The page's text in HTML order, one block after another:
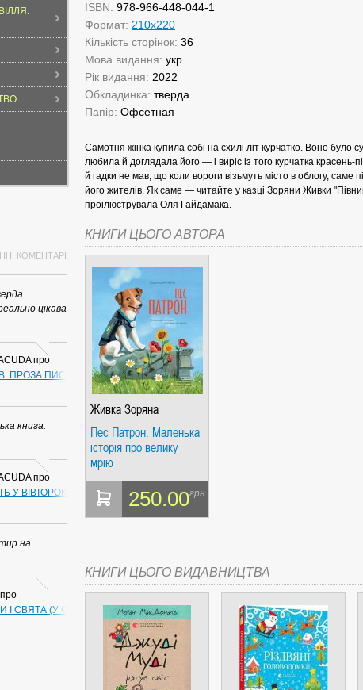
КОМЕНТАРІ
цікава
про
ПРОЗА ПИСЬМЕННИКІВ ІЗ ГУАНСІ. ГІПЕРІОН
книга.
про
У ВІВТОРОК. СЛАПОВСЬКИЙ О.І. ЧАС
на
про
І СВЯТА (У СХЕМАХ, ТАБЛИЦЯХ, ВИЗНАЧЕННЯХ, СЦЕНАРІЯХ). АНТОНІНА
ISBN: 978-966-448-044-1
Формат: 210х220
Кількість сторінок: 36
Мова видання: укр
Рік видання: 2022
Обкладинка: тверда
Папір: Офсетная
Самотня жінка купила собі на схилі літ курчатко. Воно було
любила й доглядала його — і виріс із того курчатка красень-
й гадки не мав, що коли вороги візьмуть місто в облогу, саме
його жителів. Як саме — читайте у казці Зоряни Живки
проілюструвала Оля Гайдамака.
КНИГИ ЦЬОГО АВТОРА
Живка Зоряна
Пес Патрон. Маленька
історія про велику
мрію
250.00грн
КНИГИ ЦЬОГО ВИДАВНИЦТВА